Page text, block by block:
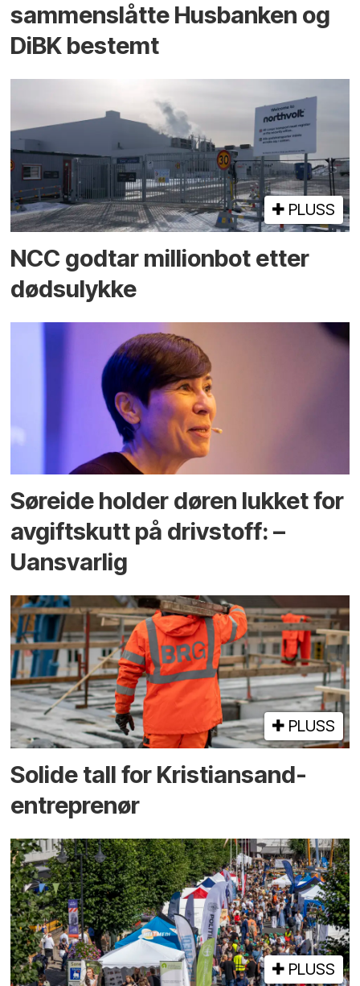
sammenslåtte Husbanken og
DiBK bestemt
PLUSS
NCC godtar millionbot etter
dødsulykke
Søreide holder døren lukket for
avgiftskutt på drivstoff: –
Uansvarlig
PLUSS
Solide tall for Kristiansand-
entreprenør
PLUSS